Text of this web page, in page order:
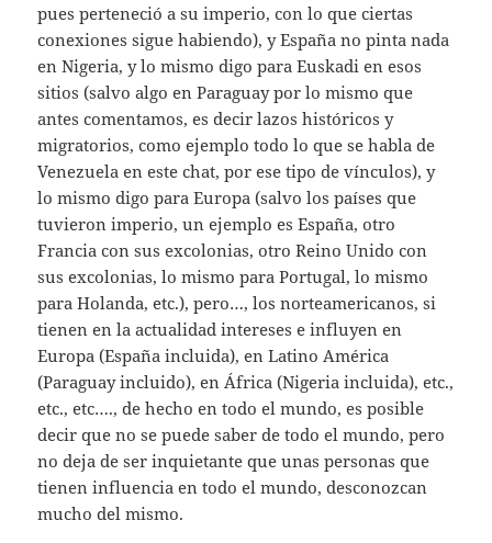
pues perteneció a su imperio, con lo que ciertas
conexiones sigue habiendo), y España no pinta nada
en Nigeria, y lo mismo digo para Euskadi en esos
sitios (salvo algo en Paraguay por lo mismo que
antes comentamos, es decir lazos históricos y
migratorios, como ejemplo todo lo que se habla de
Venezuela en este chat, por ese tipo de vínculos), y
lo mismo digo para Europa (salvo los países que
tuvieron imperio, un ejemplo es España, otro
Francia con sus excolonias, otro Reino Unido con
sus excolonias, lo mismo para Portugal, lo mismo
para Holanda, etc.), pero…, los norteamericanos, si
tienen en la actualidad intereses e influyen en
Europa (España incluida), en Latino América
(Paraguay incluido), en África (Nigeria incluida), etc.,
etc., etc…., de hecho en todo el mundo, es posible
decir que no se puede saber de todo el mundo, pero
no deja de ser inquietante que unas personas que
tienen influencia en todo el mundo, desconozcan
mucho del mismo.